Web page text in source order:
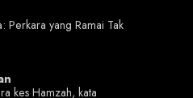
Perkara yang Ramai Tak
kes Hamzah, kata